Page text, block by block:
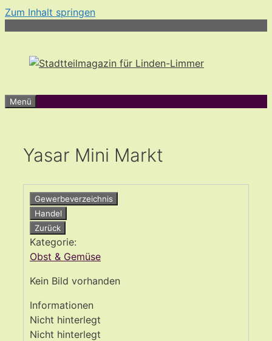
Zum Inhalt springen
Menü
Yasar Mini Markt
Gewerbeverzeichnis
Handel
Zurück
Kategorie:
Obst & Gemüse
Kein Bild vorhanden
Informationen
Nicht hinterlegt
Nicht hinterlegt